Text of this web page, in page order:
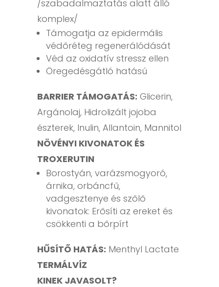
/szabadalmaztatás alatt álló
komplex/
Támogatja az epidermális
védőréteg regenerálódását
Véd az oxidatív stressz ellen
Öregedésgátló hatású
BARRIER TÁMOGATÁS: Glicerin,
Argánolaj, Hidrolizált jojoba
észterek, Inulin, Allantoin, Mannitol
NÖVÉNYI KIVONATOK ÉS
TROXERUTIN
Borostyán, varázsmogyoró,
árnika, orbáncfű,
vadgesztenye és szőlő
kivonatok: Erősíti az ereket és
csökkenti a bőrpírt
HŰSÍTŐ HATÁS: Menthyl Lactate
TERMÁLVÍZ
KINEK JAVASOLT?